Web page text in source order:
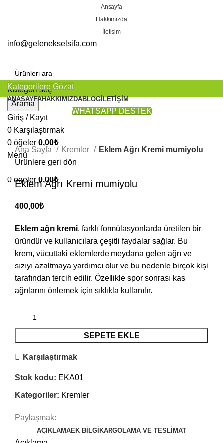
Ansayfa
Hakkımızda
İletişim
info@gelenekselsifa.com
Kategori seç
Arama
Giriş / Kayıt
0 Karşılaştırmak
0 öğeler 0,00₺
Menü
0 öğeler 0,00₺
Kategorilere Gözat
ANASAYFAHAKKIMIZDABLOGİLETIŞIM
WHATSAPP DESTEK
Büyütmek için tıklayın
Ana Sayfa
Kremler
Eklem Ağrı Kremi mumiyolu
Ürünlere geri dön
Eklem Ağrı Kremi mumiyolu
400,00₺
Eklem ağrı kremi, farklı formülasyonlarda üretilen bir
üründür ve kullanıcılara çeşitli faydalar sağlar. Bu
krem, vücuttaki eklemlerde meydana gelen ağrı ve
sızıyı azaltmaya yardımcı olur ve bu nedenle birçok kişi
tarafından tercih edilir. Özellikle spor sonrası kas
ağrılarını önlemek için sıklıkla kullanılır.
SEPETE EKLE
Karşılaştırmak
Stok kodu: EKA01
Kategoriler: Kremler
Paylaşmak:
AÇIKLAMAEK BILGI KARGOLAMA VE TESLIMAT